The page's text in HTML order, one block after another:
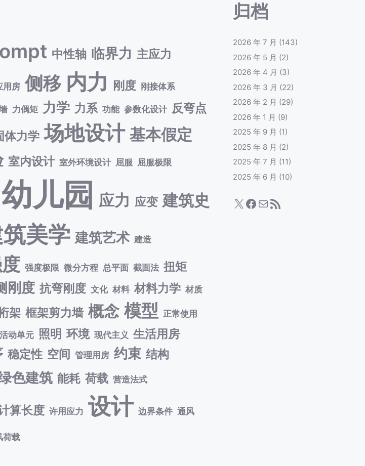
中性轴 临界力 主应力
用房 侧移 内力 刚度 刚接体系
力偶矩 力学 力系 功能 参数化设计 反弯点
体力学 场地设计 基本假定
室内设计 室外环境设计 屈服 屈服极限
幼儿园 应力 应变 建筑史
美学 建筑艺术 建造
强度极限 微分方程 总平面 截面法 扭矩
刚度 抗弯刚度 文化 材料 材料力学 材质
架 框架剪力墙 概念 模型 正常使用
活动单元 照明 环境 现代主义 生活用房
稳定性 空间 管理用房 约束 结构
色建筑 能耗 荷载 营造法式
算长度 许用应力 设计 边界条件 通风
荷载
归档
2026 年 7 月 (143)
2026 年 5 月 (2)
2026 年 4 月 (3)
2026 年 3 月 (22)
2026 年 2 月 (29)
2026 年 1 月 (9)
2025 年 9 月 (1)
2025 年 8 月 (2)
2025 年 7 月 (11)
2025 年 6 月 (10)
X Facebook
电子邮件RSS Feed